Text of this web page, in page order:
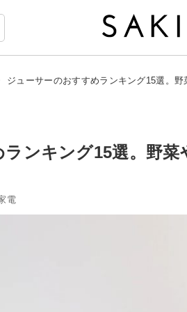
ジューサーのおすすめランキング15選。
ンキング15選。野菜
電